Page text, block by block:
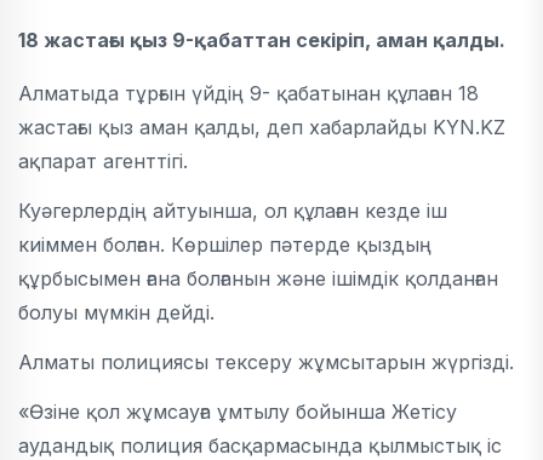
18 жастағы қыз 9-қабаттан секіріп, аман қалды.
Алматыда тұрғын үйдің 9- қабатынан құлаған 18
жастағы қыз аман қалды, деп хабарлайды KYN.KZ
ақпарат агенттігі.
Куәгерлердің айтуынша, ол құлаған кезде іш
киіммен болған. Көршілер пәтерде қыздың
құрбысымен ғана болғанын және ішімдік қолданған
болуы мүмкін дейді.
Алматы полициясы тексеру жұмсытарын жүргізді.
«Өзіне қол жұмсауға ұмтылу бойынша Жетісу
аудандық полиция басқармасында қылмыстық іс